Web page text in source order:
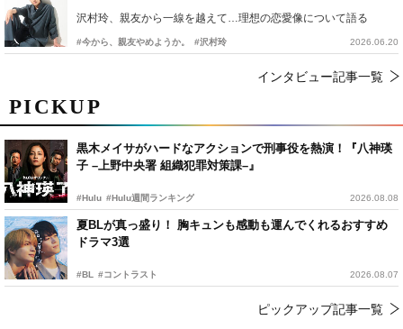
PICKUP
黒木メイサがハードなアクションで刑事役を熱演！『八神瑛
子 –上野中央署 組織犯罪対策課–』
#Hulu #Hulu週間ランキング 2026.08.08
夏BLが真っ盛り！ 胸キュンも感動も運んでくれるおすすめ
ドラマ3選
#BL #コントラスト 2026.08.07
ピックアップ記事一覧
沢村玲、親友から一線を越えて…理想の恋愛像について語る
#今から、親友やめようか。 #沢村玲 2026.06.20
インタビュー記事一覧